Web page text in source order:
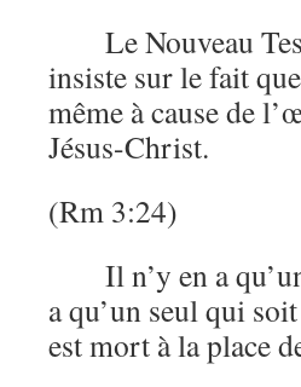
Le Nouveau
insiste sur le fait
même à cause de
Jésus-Christ.
(Rm 3:24)
Il n’y en a
a qu’un seul qui
est mort à la place